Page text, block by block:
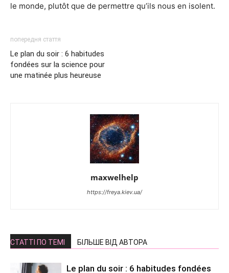
le monde, plutôt que de permettre qu’ils nous en isolent.
попередня стаття
Le plan du soir : 6 habitudes
fondées sur la science pour
une matinée plus heureuse
maxwelhelp
https://freya.kiev.ua/
СТАТТІ ПО ТЕМІ БІЛЬШЕ ВІД АВТОРА
Le plan du soir : 6 habitudes fondées